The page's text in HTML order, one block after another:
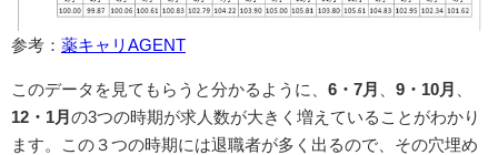
参考： 薬キャリAGENT
このデータを見てもらうと分かるように、 6・7月 9・10月
12・1月 の3つの時期が求人数が大きく増えていることがわかり
ます。この３つの時期には退職者が多く出るので、その穴埋め